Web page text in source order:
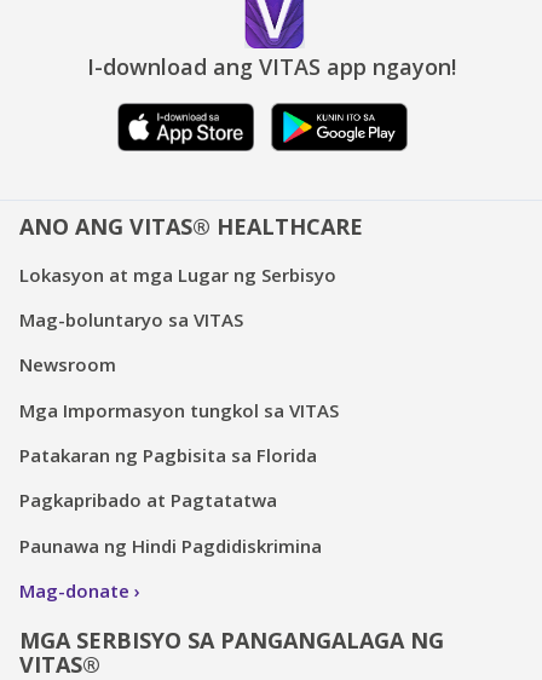
I-download ang VITAS app ngayon!
ANO ANG VITAS® HEALTHCARE
Lokasyon at mga Lugar ng Serbisyo
Mag-boluntaryo sa VITAS
Newsroom
Mga Impormasyon tungkol sa VITAS
Patakaran ng Pagbisita sa Florida
Pagkapribado at Pagtatatwa
Paunawa ng Hindi Pagdidiskrimina
Mag-donate
MGA SERBISYO SA PANGANGALAGA NG
VITAS®